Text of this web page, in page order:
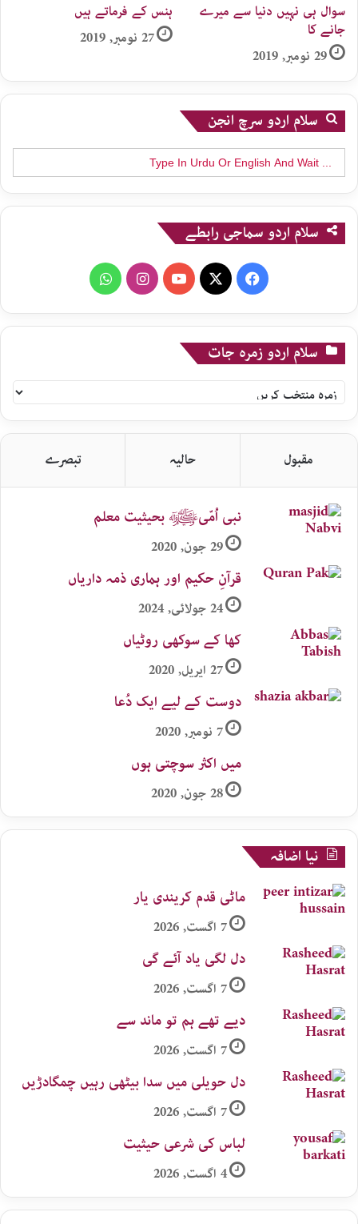
سوال ہی نہیں دنیا سے میرے
جانے کا​
29 نومبر, 2019
ہنس کے فرماتے ہیں
27 نومبر, 2019
سلام اردو سرچ انجن
Search
for:
سلام اردو سماجی رابطے
Facebook
YouTube
Instagram
WhatsApp
سلام اردو زمرہ جات
سلام
اردو
زمرہ
جات
مقبول حالیہ تبصرے
نبی اُمّیﷺ بحیثیت معلم
29 جون, 2020
قرآنِ حکیم اور ہماری ذمہ داریاں
24 جولائی, 2024
کھا کے سوکھی روٹیاں
27 اپریل, 2020
دوست کے لیے ایک دُعا
7 نومبر, 2020
میں اکثر سوچتی ہوں
28 جون, 2020
نیا اضافہ
ماٹی قدم کریندی یار
7 اگست, 2026
دل لگی یاد آئے گی
7 اگست, 2026
دیے تھے ہم تو ماند سے
7 اگست, 2026
دل حویلی میں سدا بیٹھی رہیں چمگادڑیں
7 اگست, 2026
لباس کی شرعی حیثیت
4 اگست, 2026